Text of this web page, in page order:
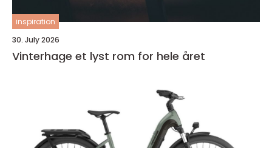
inspiration
30. July 2026
Vinterhage et lyst rom for hele året